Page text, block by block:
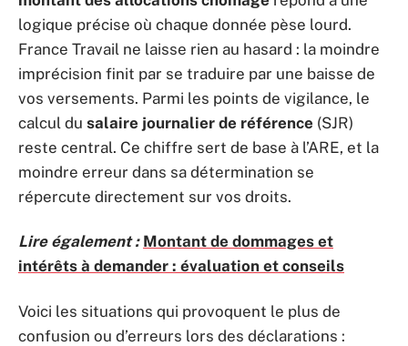
logique précise où chaque donnée pèse lourd.
France Travail ne laisse rien au hasard : la moindre
imprécision finit par se traduire par une baisse de
vos versements. Parmi les points de vigilance, le
calcul du salaire journalier de référence (SJR)
reste central. Ce chiffre sert de base à l’ARE, et la
moindre erreur dans sa détermination se
répercute directement sur vos droits.
Lire également : Montant de dommages et
intérêts à demander : évaluation et conseils
Voici les situations qui provoquent le plus de
confusion ou d’erreurs lors des déclarations :